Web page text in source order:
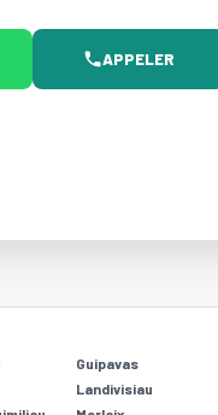
APPELER
Guipavas
Landivisiau